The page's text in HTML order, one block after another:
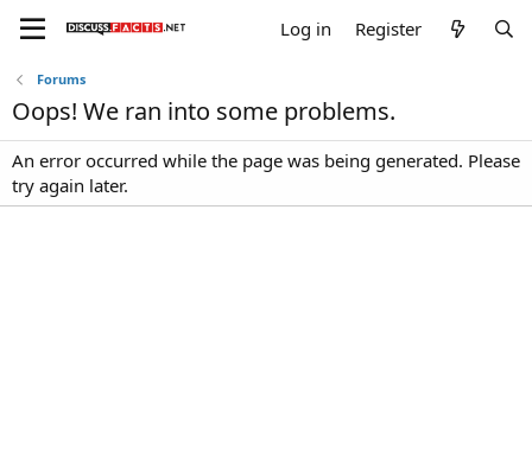
Log in Register
Forums
Oops! We ran into some problems.
An error occurred while the page was being generated. Please
try again later.